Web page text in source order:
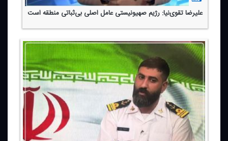
علیرضا تقوی‌نیا: رژیم صهیونیستی عامل اصلی بی‌ثباتی منطقه است